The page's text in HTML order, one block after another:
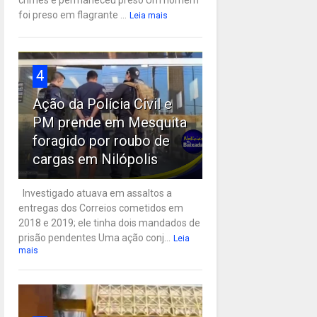
foi preso em flagrante ... Leia mais
4
Ação da Polícia Civil e
PM prende em Mesquita
foragido por roubo de
cargas em Nilópolis
Investigado atuava em assaltos a
entregas dos Correios cometidos em
2018 e 2019; ele tinha dois mandados de
prisão pendentes Uma ação conj... Leia
mais